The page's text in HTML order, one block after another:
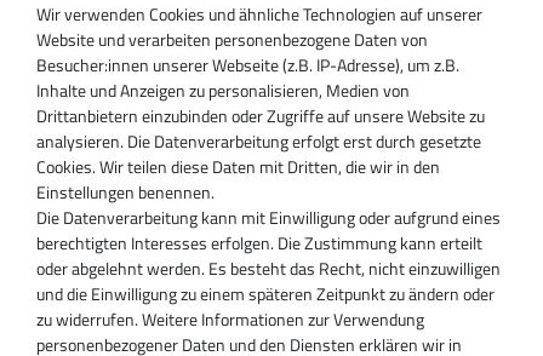
SUPPORT
Inhaber:
Magnos Turbosystems GmbH
Miraustraße 27-29
D-13509 Berlin
+49 30 340 606 740
+49 30 340 606 740
+49 30 340 606 745
info@turboservice24.de
Aktuelle Öffnungszeiten
Mo-Fr: 08:00 Uhr - 18:00 Uhr
Wir verwenden Cookies und ähnliche Technologien auf unserer
Website und verarbeiten personenbezogene Daten von
Besucher:innen unserer Webseite (z.B. IP-Adresse), um z.B.
Inhalte und Anzeigen zu personalisieren, Medien von
Drittanbietern einzubinden oder Zugriffe auf unsere Website zu
analysieren. Die Datenverarbeitung erfolgt erst durch gesetzte
Cookies. Wir teilen diese Daten mit Dritten, die wir in den
Einstellungen benennen.
Die Datenverarbeitung kann mit Einwilligung oder aufgrund eines
berechtigten Interesses erfolgen. Die Zustimmung kann erteilt
oder abgelehnt werden. Es besteht das Recht, nicht einzuwilligen
und die Einwilligung zu einem späteren Zeitpunkt zu ändern oder
zu widerrufen. Weitere Informationen zur Verwendung
personenbezogener Daten und den Diensten erklären wir in